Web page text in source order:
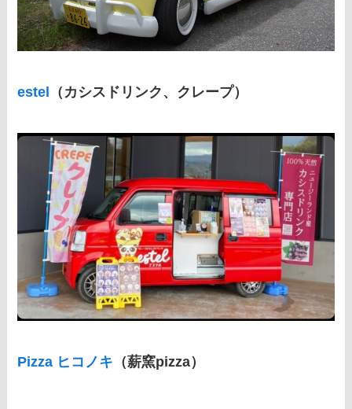
estel （カシスドリンク、クレープ）
Pizza ヒコノキ （薪窯pizza）